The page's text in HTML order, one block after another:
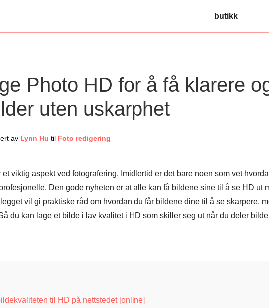
butikk
Photo HD for å få klarere
uten uskarphet
av Lynn Hu til Foto redigering
viktig aspekt ved fotografering. Imidlertid er det bare noen som vet
Den gode nyheten er at alle kan få bildene sine til å se HD ut
vil gi praktiske råd om hvordan du får bildene dine til å se skarpere,
du kan lage et bilde i lav kvalitet i HD som skiller seg ut når du deler
til HD på nettstedet [online]